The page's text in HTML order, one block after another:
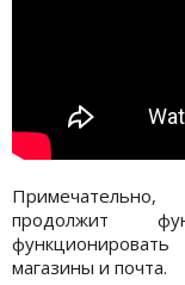
продолжит
магазины и почта.